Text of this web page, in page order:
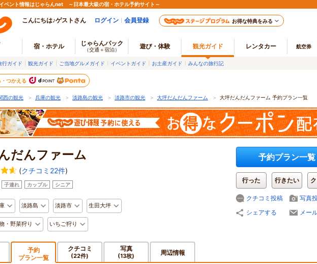
ベント情報はじゃらんnet ～日本最大級の宿・ホテル予約サイト～
こんにちは♪ゲストさん ログイン 会員登録 お得な特典をみる
宿・ホテル じゃらんパック
（交通＋宿泊） 遊び・体験 観光ガイド レンタカー 航空券
行ガイド 観光ガイド ご当地グルメガイド イベントガイド お土産ガイド みんなの旅行記
つかえる
西の観光 ＞ 兵庫の観光 ＞ 淡路島の観光 ＞ 淡路市の観光 ＞ 大坪だんだんファーム ＞ 大坪だんだんファーム 予約プラン一覧
だんファーム
(クチコミ22件)
子連れ カップル シニア
淡路島 淡路市 生田大坪
・野菜狩り いちご狩り
予約プラン一覧
行った 行きたい
クチコミ投稿
写真
シェアする
メー
予約
プラン一覧
クチコミ
(22件)
写真
(13枚) 周辺情報